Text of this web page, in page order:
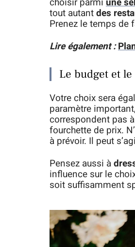
tout autantdes
Prenez le temps de
Lire également :
Le budget et
Votre choix sera
paramètre
correspondent pas
fourchette de prix.
à prévoir. Il peut
Pensez aussi à
influence sur le
soit suffisamment